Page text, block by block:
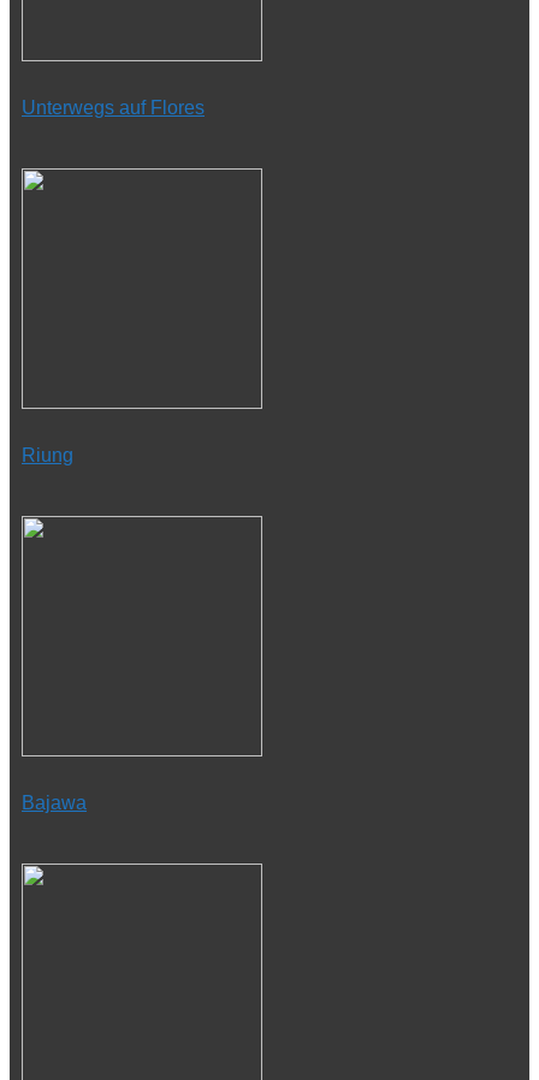
Unterwegs auf Flores
Riung
Bajawa